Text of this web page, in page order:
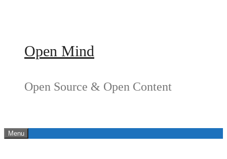
Open Mind
Open Source & Open Content
Menu